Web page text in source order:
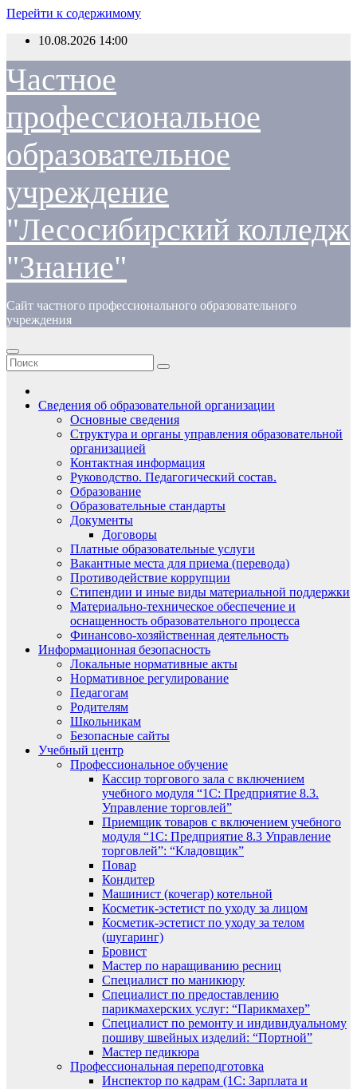
Перейти к содержимому
10.08.2026 14:00
Частное
профессиональное
образовательное
учреждение
"Лесосибирский колледж
"Знание"
Сайт частного профессионального образовательного
учреждения
Сведения об образовательной организации
Основные сведения
Структура и органы управления образовательной
организацией
Контактная информация
Руководство. Педагогический состав.
Образование
Образовательные стандарты
Документы
Договоры
Платные образовательные услуги
Вакантные места для приема (перевода)
Противодействие коррупции
Стипендии и иные виды материальной поддержки
Материально-техническое обеспечение и
оснащенность образовательного процесса
Финансово-хозяйственная деятельность
Информационная безопасность
Локальные нормативные акты
Нормативное регулирование
Педагогам
Родителям
Школьникам
Безопасные сайты
Учебный центр
Профессиональное обучение
Кассир торгового зала с включением
учебного модуля “1С: Предприятие 8.3.
Управление торговлей”
Приемщик товаров с включением учебного
модуля “1С: Предприятие 8.3 Управление
торговлей”: “Кладовщик”
Повар
Кондитер
Машинист (кочегар) котельной
Косметик-эстетист по уходу за лицом
Косметик-эстетист по уходу за телом
(шугаринг)
Бровист
Мастер по наращиванию ресниц
Специалист по маникюру
Специалист по предоставлению
парикмахерских услуг: “Парикмахер”
Специалист по ремонту и индивидуальному
пошиву швейных изделий: “Портной”
Мастер педикюра
Профессиональная переподготовка
Инспектор по кадрам (1С: Зарплата и